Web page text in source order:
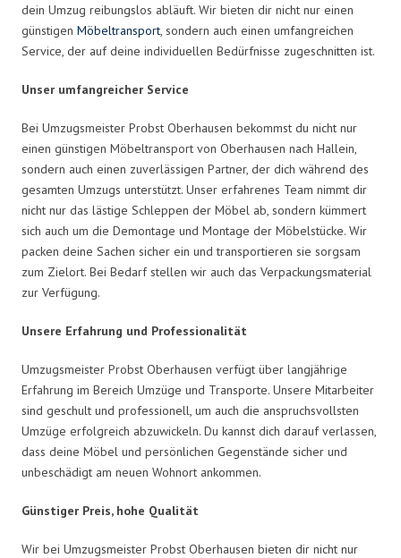
dein Umzug reibungslos abläuft. Wir bieten dir nicht nur einen
günstigen Möbeltransport, sondern auch einen umfangreichen
Service, der auf deine individuellen Bedürfnisse zugeschnitten ist.
Unser umfangreicher Service
Bei Umzugsmeister Probst Oberhausen bekommst du nicht nur
einen günstigen Möbeltransport von Oberhausen nach Hallein,
sondern auch einen zuverlässigen Partner, der dich während des
gesamten Umzugs unterstützt. Unser erfahrenes Team nimmt dir
nicht nur das lästige Schleppen der Möbel ab, sondern kümmert
sich auch um die Demontage und Montage der Möbelstücke. Wir
packen deine Sachen sicher ein und transportieren sie sorgsam
zum Zielort. Bei Bedarf stellen wir auch das Verpackungsmaterial
zur Verfügung.
Unsere Erfahrung und Professionalität
Umzugsmeister Probst Oberhausen verfügt über langjährige
Erfahrung im Bereich Umzüge und Transporte. Unsere Mitarbeiter
sind geschult und professionell, um auch die anspruchsvollsten
Umzüge erfolgreich abzuwickeln. Du kannst dich darauf verlassen,
dass deine Möbel und persönlichen Gegenstände sicher und
unbeschädigt am neuen Wohnort ankommen.
Günstiger Preis, hohe Qualität
Wir bei Umzugsmeister Probst Oberhausen bieten dir nicht nur